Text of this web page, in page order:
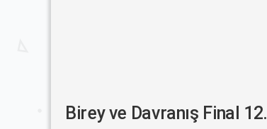
Birey ve Davranış Final